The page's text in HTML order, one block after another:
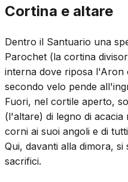
Cortina e altare
Dentro il Santuario una
Parochet (la cortina
interna dove riposa l'Aron
secondo velo pende
Fuori, nel cortile aperto,
(l'altare) di legno di
corni ai suoi angoli e di
Qui, davanti alla dimora,
sacrifici.